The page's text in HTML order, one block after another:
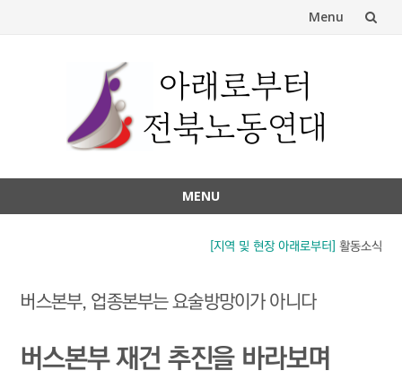
Menu
MENU
[지역 및 현장 아래로부터] 활동소식
버스본부, 업종본부는 요술방망이가 아니다
버스본부 재건 추진을 바라보며